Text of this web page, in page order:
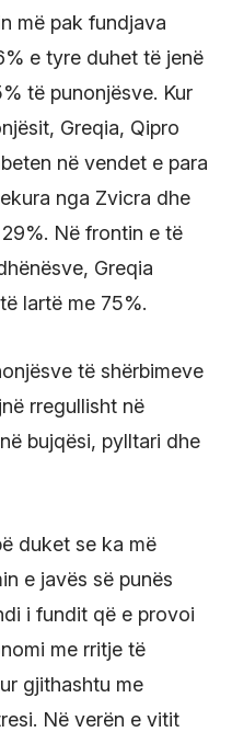
më pak fundjava
e tyre duhet të jenë
të punonjësve. Kur
Greqia, Qipro
në vendet e para
nga Zvicra dhe
Në frontin e të
Greqia
lartë me 75%.
të shërbimeve
rregullisht në
bujqësi, pylltari dhe
duket se ka më
e javës së punës
i fundit që e provoi
me rritje të
gjithashtu me
Në verën e vitit